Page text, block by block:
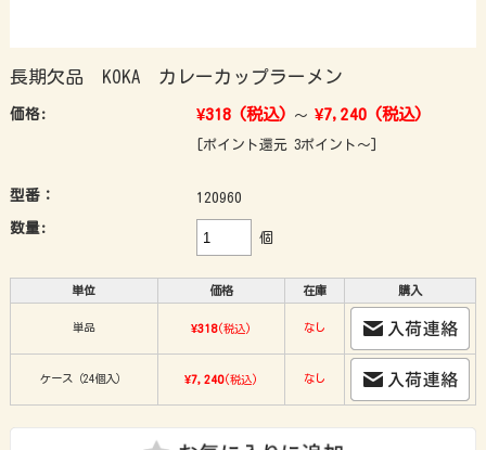
長期欠品 KOKA カレーカップラーメン
価格: ¥318 (税込) ～ ¥7,240 (税込)
[ポイント還元 3ポイント～]
型番：
120960
数量:
個
単位 価格 在庫 購入
単品 ¥318(税込) なし
ケース（24個入） ¥7,240(税込) なし